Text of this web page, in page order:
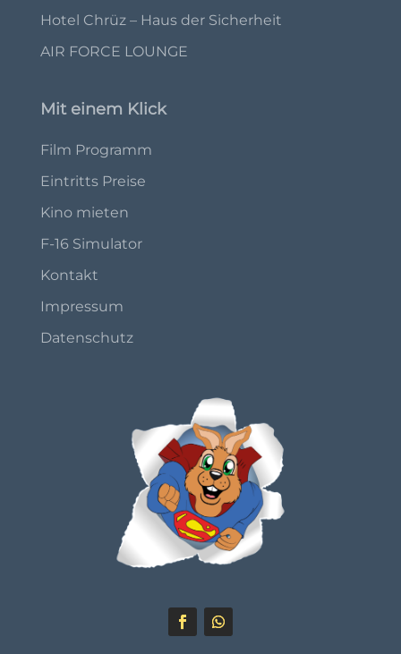
Hotel Chrüz – Haus der Sicherheit
AIR FORCE LOUNGE
Mit einem Klick
Film Programm
Eintritts Preise
Kino mieten
F-16 Simulator
Kontakt
Impressum
Datenschutz